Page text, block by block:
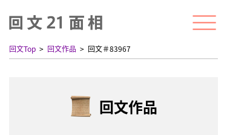
回文Top 回文作品 回文＃83967
回文作品